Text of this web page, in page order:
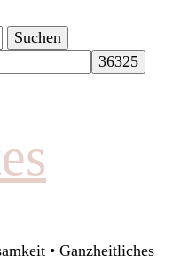
• Ganzheitliches